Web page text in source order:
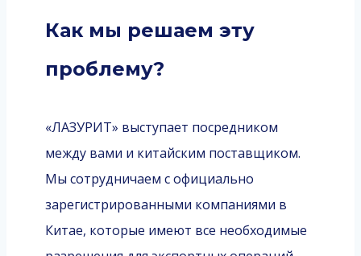
Как мы решаем эту
проблему?
«ЛАЗУРИТ» выступает посредником
между вами и китайским поставщиком.
Мы сотрудничаем с официально
зарегистрированными компаниями в
Китае, которые имеют все необходимые